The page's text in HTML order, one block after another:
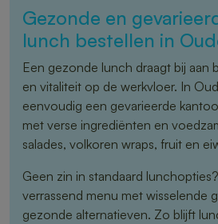
Gezonde en
lunch bestellen in
Een gezonde lunch draagt bij aan
en vitaliteit op de werkvloer. In
eenvoudig een gevarieerde
met verse ingrediënten en
salades, volkoren wraps, fruit en
Geen zin in standaard
verrassend menu met wisselende
gezonde alternatieven. Zo blijft